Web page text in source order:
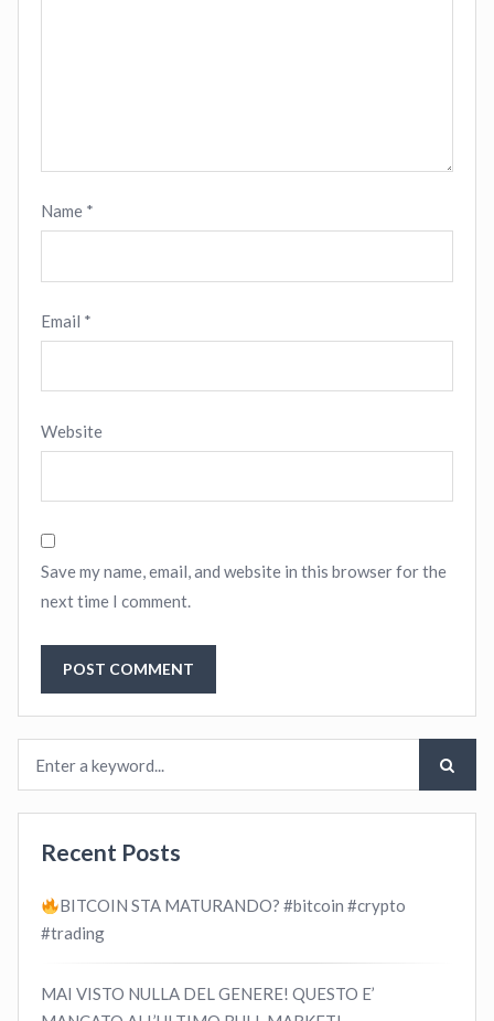
Name *
Email *
Website
Save my name, email, and website in this browser for the
next time I comment.
Recent Posts
BITCOIN STA MATURANDO? #bitcoin #crypto
#trading
MAI VISTO NULLA DEL GENERE! QUESTO E’